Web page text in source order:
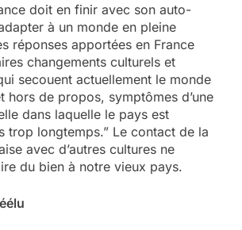
doit en finir avec son auto-
à un monde en pleine
réponses apportées en France
changements culturels et
secouent actuellement le monde
hors de propos, symptômes d’une
dans laquelle le pays est
trop longtemps.” Le contact de la
avec d’autres cultures ne
du bien à notre vieux pays.